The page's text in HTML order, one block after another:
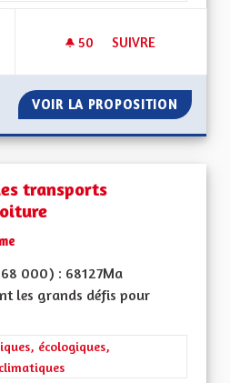
50 50 ABONNÉS
SUIVRE
VOIR LA PROPOSITION ÊTRE
transports
000) : 68127Ma
les grands défis pour
catégorie : Les transitions
écologiques,